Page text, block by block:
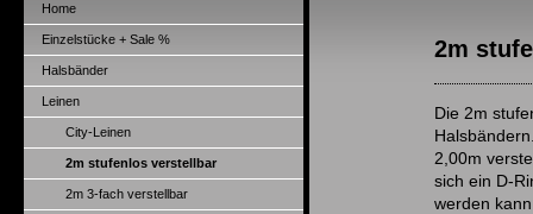
Home
Einzelstücke + Sale %
Halsbänder
Leinen
City-Leinen
2m stufenlos verstellbar
2m 3-fach verstellbar
2m
Die 2m
2,00m
sich ein D-
werden